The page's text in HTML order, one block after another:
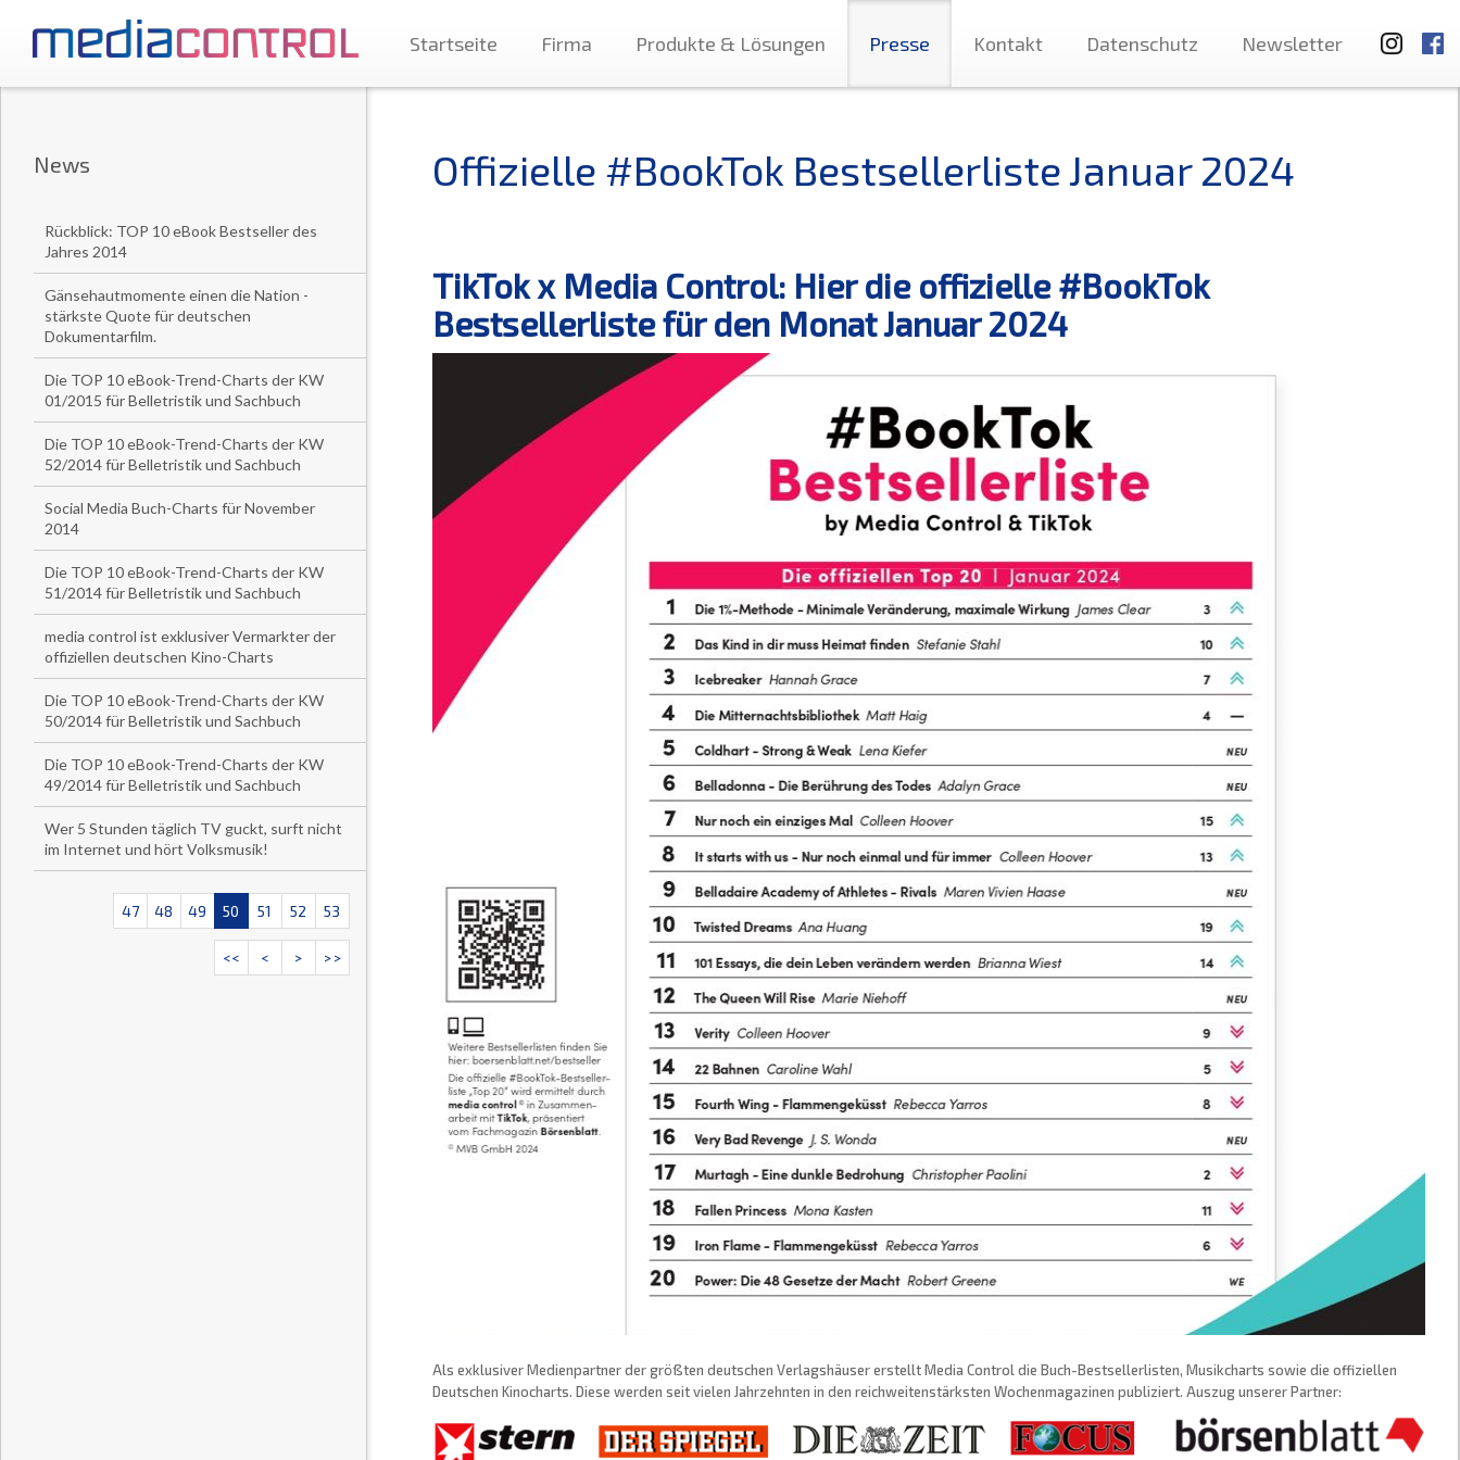
Startseite Firma Produkte & Lösungen Presse Kontakt Datenschutz Newsletter
News
Rückblick: TOP 10 eBook Bestseller des
Jahres 2014
Gänsehautmomente einen die Nation -
stärkste Quote für deutschen
Dokumentarfilm.
Die TOP 10 eBook-Trend-Charts der KW
01/2015 für Belletristik und Sachbuch
Die TOP 10 eBook-Trend-Charts der KW
52/2014 für Belletristik und Sachbuch
Social Media Buch-Charts für November
2014
Die TOP 10 eBook-Trend-Charts der KW
51/2014 für Belletristik und Sachbuch
media control ist exklusiver Vermarkter der
offiziellen deutschen Kino-Charts
Die TOP 10 eBook-Trend-Charts der KW
50/2014 für Belletristik und Sachbuch
Die TOP 10 eBook-Trend-Charts der KW
49/2014 für Belletristik und Sachbuch
Wer 5 Stunden täglich TV guckt, surft nicht
im Internet und hört Volksmusik!
47 48 49 50 51 52 53
<< < > >>
Offizielle #BookTok Bestsellerliste Januar 2024
TikTok x Media Control: Hier die offizielle #BookTok
Bestsellerliste für den Monat Januar 2024
Als exklusiver Medienpartner der größten deutschen Verlagshäuser erstellt Media Control die Buch-Bestsellerlisten, Musikcharts sowie die offiziellen
Deutschen Kinocharts. Diese werden seit vielen Jahrzehnten in den reichweitenstärksten Wochenmagazinen publiziert. Auszug unserer Partner: